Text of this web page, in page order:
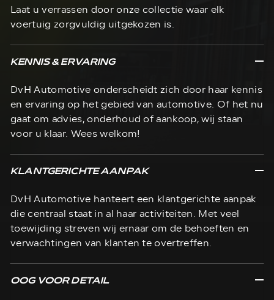
Laat u verrassen door onze collectie waar elk
voertuig zorgvuldig uitgekozen is.
KENNIS & ERVARING
DvH Automotive onderscheidt zich door haar kennis
en ervaring op het gebied van automotive. Of het nu
gaat om advies, onderhoud of aankoop, wij staan
voor u klaar. Wees welkom!
KLANTGERICHTE AANPAK
DvH Automotive hanteert een klantgerichte aanpak
die centraal staat in al haar activiteiten. Met veel
toewijding streven wij ernaar om de behoeften en
verwachtingen van klanten te overtreffen.
OOG VOOR DETAIL